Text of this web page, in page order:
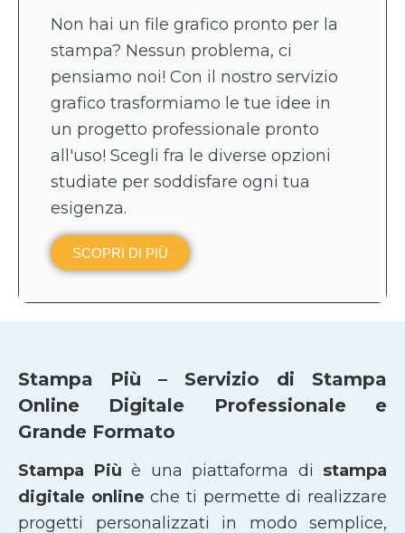
Non hai un file grafico pronto per la
stampa? Nessun problema, ci
pensiamo noi! Con il nostro servizio
grafico trasformiamo le tue idee in
un progetto professionale pronto
all'uso! Scegli fra le diverse opzioni
studiate per soddisfare ogni tua
esigenza.
SCOPRI DI PIÙ
Stampa Più – Servizio di Stampa
Online Digitale Professionale e
Grande Formato
Stampa Più è una piattaforma di stampa
digitale online che ti permette di realizzare
progetti personalizzati in modo semplice,